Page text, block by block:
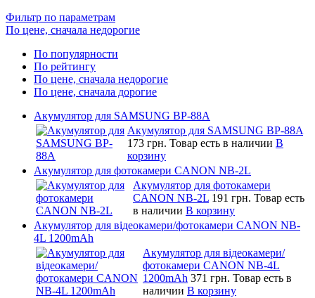
Фильтр по параметрам
По цене, сначала недорогие
По популярности
По рейтингу
По цене, сначала недорогие
По цене, сначала дорогие
Акумулятор для SAMSUNG BP-88A
Акумулятор для SAMSUNG BP-88A
173 грн. Товар есть в наличии В
корзину
Акумулятор для фотокамери CANON NB-2L
Акумулятор для фотокамери
CANON NB-2L 191 грн. Товар есть
в наличии В корзину
Акумулятор для відеокамери/фотокамери CANON NB-
4L 1200mAh
Акумулятор для відеокамери/
фотокамери CANON NB-4L
1200mAh 371 грн. Товар есть в
наличии В корзину